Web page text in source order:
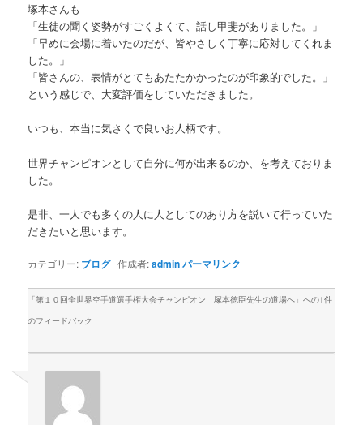
塚本さんも
「生徒の聞く姿勢がすごくよくて、話し甲斐がありました。」
「早めに会場に着いたのだが、皆やさしく丁寧に応対してくれま
した。」
「皆さんの、表情がとてもあたたかかったのが印象的でした。」
という感じで、大変評価をしていただきました。
いつも、本当に気さくで良いお人柄です。
世界チャンピオンとして自分に何が出来るのか、を考えておりま
した。
是非、一人でも多くの人に人としてのあり方を説いて行っていた
だきたいと思います。
カテゴリー: ブログ作成者:adminパーマリンク
「第１０回全世界空手道選手権大会チャンピオン 塚本徳臣先生の道場へ 」への1件
のフィードバック